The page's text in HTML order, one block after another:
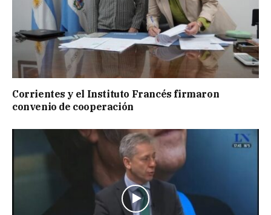
Corrientes y el Instituto Francés firmaron
convenio de cooperación